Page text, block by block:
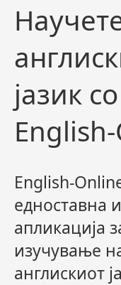
јазик со
English-
едноставна
апликација
изучување
англискиот